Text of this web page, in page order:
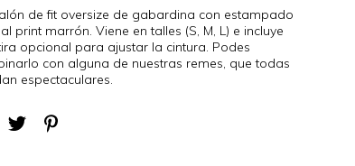
de fit oversize de gabardina con estampado
print marrón. Viene en talles (S, M, L) e incluye
opcional para ajustar la cintura. Podes
con alguna de nuestras remes, que todas
espectaculares.